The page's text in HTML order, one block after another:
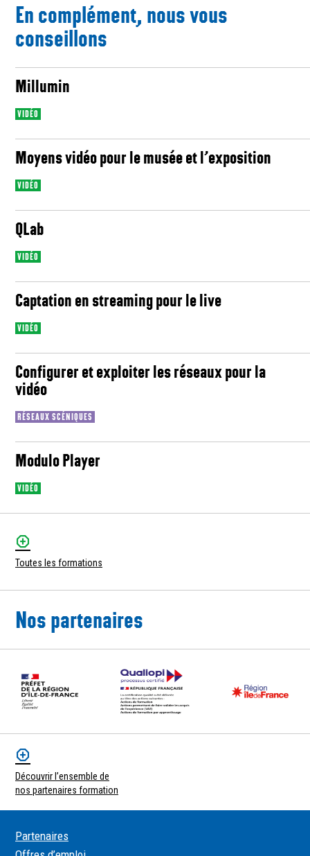
En complément, nous vous
conseillons
Toutes les formations
Millumin
VIDÉO
Moyens vidéo pour le musée et l’exposition
VIDÉO
QLab
VIDÉO
Captation en streaming pour le live
VIDÉO
Configurer et exploiter les réseaux pour la
vidéo
RÉSEAUX SCÉNIQUES
Modulo Player
VIDÉO
Nos partenaires
Découvrir l’ensemble de
nos partenaires formation
Partenaires